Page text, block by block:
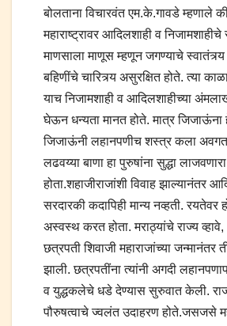
बोलताना विचारवंत एम.के.गावडे म्हणाले
महाराष्ट्रावर आदिलशाही व निजामशाहीचे
माणसाला माणूस म्हणून जगण्याचे
बहिणींचे चारित्र्य असुरक्षित होते. त्या
याच निजामशाही व आदिलशाहीच्या
घेऊन धन्यता मानत होते. मात्र जिजाऊंना
जिजाऊंनी लहानपणीच शस्त्र कला
लढवय्या बाणा हा पुरुषांना सुद्धा लाजवणारा
होता.शहाजीराजांशी विवाह झाल्यानंतर
सरदारकी कदापिही मान्य नव्हती. रयतेवर
अस्वस्थ करत होता. मराठ्यांचे राज्य व्हावे,
छत्रपती शिवाजी महाराजांच्या जन्मानंतर
झाली. छत्रपतींना त्यांनी अगदी
व युद्धकलेचे धडे देण्यास सुरुवात केली.
पौरुषत्वाचे ज्वलंत उदाहरण होते.जसजसे